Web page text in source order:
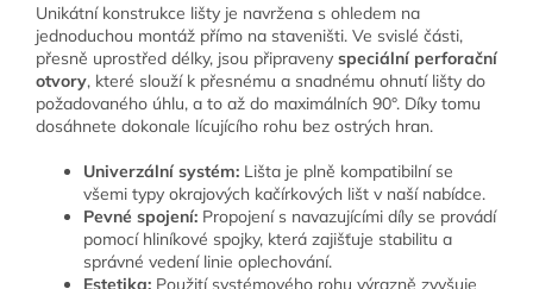
Unikátní konstrukce lišty je navržena s ohledem na
jednoduchou montáž přímo na staveništi. Ve svislé části,
přesně uprostřed délky, jsou připraveny speciální perforační
otvory, které slouží k přesnému a snadnému ohnutí lišty do
požadovaného úhlu, a to až do maximálních 90°. Díky tomu
dosáhnete dokonale lícujícího rohu bez ostrých hran.
Univerzální systém: Lišta je plně kompatibilní se
všemi typy okrajových kačírkových lišt v naší nabídce.
Pevné spojení: Propojení s navazujícími díly se provádí
pomocí hliníkové spojky, která zajišťuje stabilitu a
správné vedení linie oplechování.
Estetika: Použití systémového rohu výrazně zvyšuje